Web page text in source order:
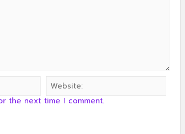
the next time I comment.
บ้านสวนโฮมสเตย์ ผาขาว จังหวัดเลย